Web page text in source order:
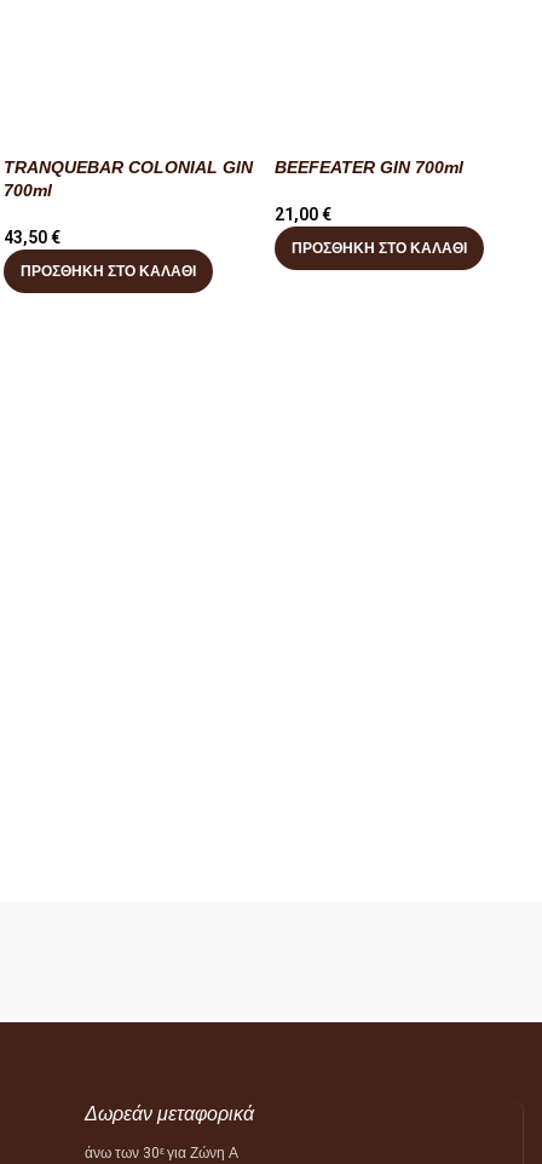
TRANQUEBAR COLONIAL GIN
700ml
43,50€
ΠΡΟΣΘΉΚΗ ΣΤΟ ΚΑΛΆΘΙ
BEEFEATER GIN 700ml
21,00€
ΠΡΟΣΘΉΚΗ ΣΤΟ ΚΑΛΆΘΙ
Δωρεάν μεταφορικά
άνω των 30ε για Ζώνη Α